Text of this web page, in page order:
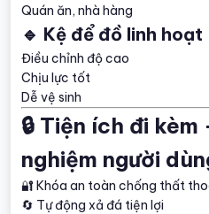
Quán ăn, nhà hàng
🔹 Kệ để đồ linh hoạt
Điều chỉnh độ cao
Chịu lực tốt
Dễ vệ sinh
🔒 Tiện ích đi
nghiệm người
🔐 Khóa an toàn chống thất
🔄 Tự động xả đá tiện lợi